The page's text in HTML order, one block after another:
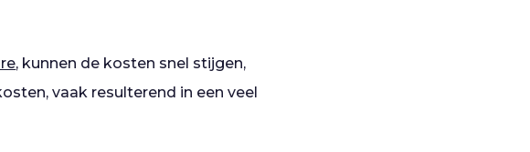
, kunnen de kosten snel stijgen,
vaak resulterend in een veel